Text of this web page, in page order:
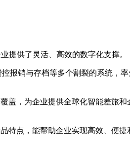
提供了灵活、高效的数字化支撑。
销与存档等多个割裂的系统，率
盖，为企业提供全球化智能差旅
特点，能帮助企业实现高效、便